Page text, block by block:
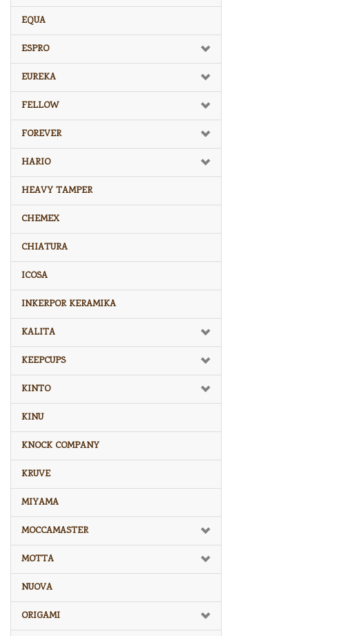
EQUA
ESPRO
EUREKA
FELLOW
FOREVER
HARIO
HEAVY TAMPER
CHEMEX
CHIATURA
ICOSA
INKERPOR KERAMIKA
KALITA
KEEPCUPS
KINTO
KINU
KNOCK COMPANY
KRUVE
MIYAMA
MOCCAMASTER
MOTTA
NUOVA
ORIGAMI